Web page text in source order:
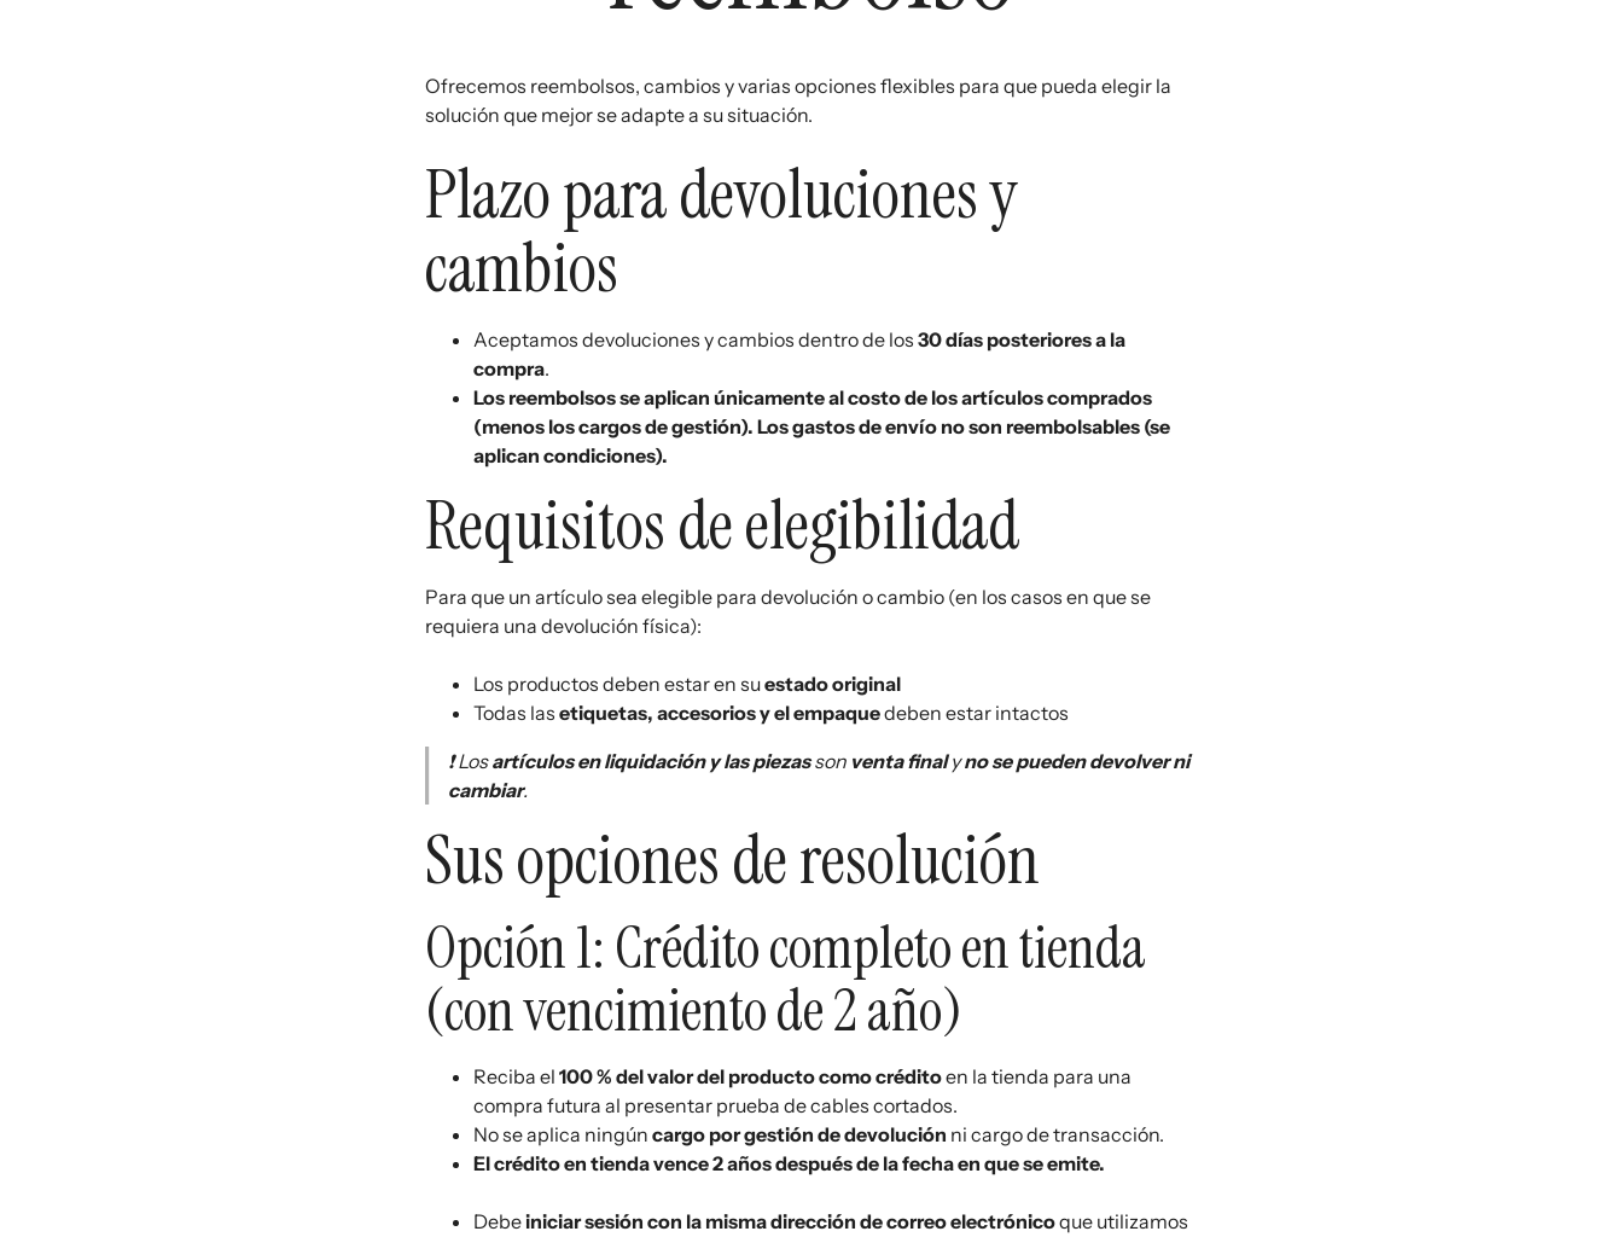
Ofrecemos reembolsos, cambios y varias opciones flexibles para que pueda elegir la
solución que mejor se adapte a su situación.
Plazo para devoluciones y
cambios
Aceptamos devoluciones y cambios dentro de los 30 días posteriores a la
compra.
Los reembolsos se aplican únicamente al costo de los artículos comprados
(menos los cargos de gestión). Los gastos de envío no son reembolsables (se
aplican condiciones).
Requisitos de elegibilidad
Para que un artículo sea elegible para devolución o cambio (en los casos en que se
requiera una devolución física):
Los productos deben estar en suestado original
Todas las etiquetas, accesorios y el empaquedeben estar intactos
❗ Losartículos en liquidación y las piezasson venta final yno se pueden devolver ni
cambiar.
Sus opciones de resolución
Opción 1: Crédito completo en tienda
(con vencimiento de 2 año)
Reciba el 100 % del valor del producto como créditoen la tienda para una
compra futura al presentar prueba de cables cortados.
No se aplica ningún cargo por gestión de devolución ni cargo de transacción.
El crédito en tienda vence 2 años después de la fecha en que se emite.
Debeiniciar sesión con la misma dirección de correo electrónicoque utilizamos